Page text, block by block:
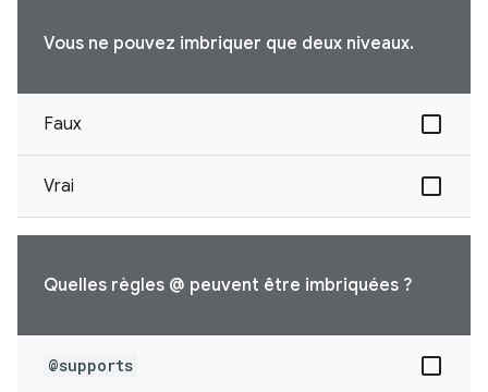
Vous ne pouvez imbriquer que deux niveaux.
Faux
Vrai
Quelles règles @ peuvent être imbriquées ?
@supports